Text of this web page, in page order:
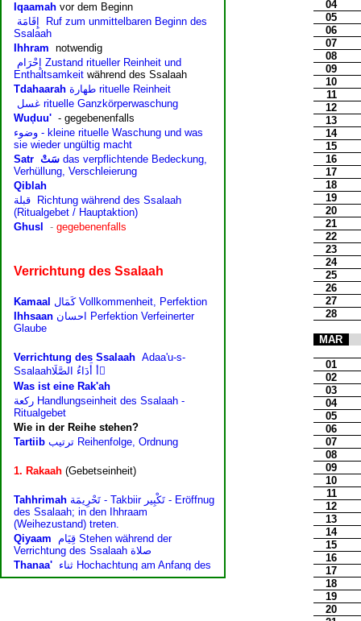
04
05
06
07
08
09
10
11
12
13
14
15
16
17
18
19
20
21
22
23
24
25
26
27
28
MAR
01
02
03
04
05
06
07
08
09
10
11
12
13
14
15
16
17
18
19
20